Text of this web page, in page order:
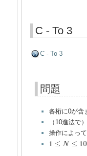
C - To 3
C - To 3
問題
各桁に0が含
（10進法で）
操作によっ
1 ≤ N ≤ 10
1 N ≤10 18